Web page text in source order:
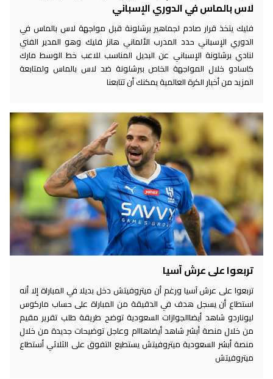
لاس بالماس في الدوري الإسباني
فليك يتخذ قرار صادم لجماهير برشلونة قبل مواجهة لاس بالماس في
الدوري الإسباني حدد المدرب الألماني هانز فليك وهو المدير الفني
لنادي برشلونة الإسباني عن البديل المناسب للاعب خط الوسط مارك
كاسادو خلال المواجهة الخاص ببرشلونة ضد لاس بالماس ولمتابعة
المزيد من أخبار الكرة العالمية يمكنك أن تتابعنا
تربعوا على عرش آسيا
تربعوا على عرش آسيا ورغم أن ميتروفيتش دخل بديلا في المباراة إلا أنه
استطاع أن يسجل هدف في الدقيقة من المباراة على حساب ماركوس
ليوناردو شاهد أيضاالجوازات السعودية توضح طريقة طلب تقرير مقيم
من خلال منصة أبشر شاهد أيضاهااام وعاجل توضيحات جديدة من خلال
منصة أبشر السعودية ميتروفيتش يستطيع التفوق على الثلاثي أستطاع
ميتروفيتش